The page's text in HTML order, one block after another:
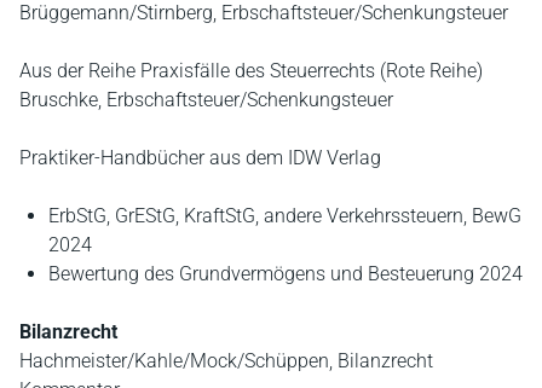
Brüggemann/Stirnberg, Erbschaftsteuer/Schenkungsteuer
Aus der Reihe Praxisfälle des Steuerrechts (Rote Reihe)
Bruschke, Erbschaftsteuer/Schenkungsteuer
Praktiker-Handbücher aus dem IDW Verlag
ErbStG, GrEStG, KraftStG, andere Verkehrssteuern, BewG
2024
Bewertung des Grundvermögens und Besteuerung 2024
Bilanzrecht
Hachmeister/Kahle/Mock/Schüppen, Bilanzrecht